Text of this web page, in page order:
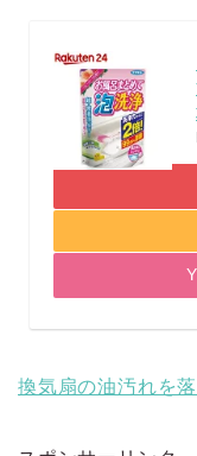
換気扇の油汚れを